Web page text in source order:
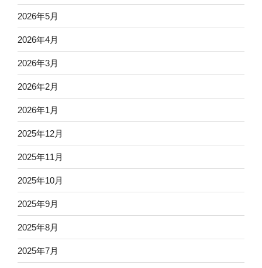
2026年5月
2026年4月
2026年3月
2026年2月
2026年1月
2025年12月
2025年11月
2025年10月
2025年9月
2025年8月
2025年7月